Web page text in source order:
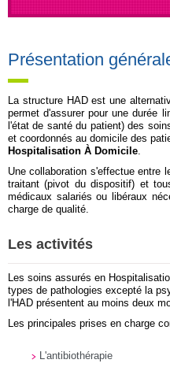
Présentation
La structure HAD est une
permet d'assurer pour une durée
l'état de santé du patient) des
et coordonnés au domicile des
Hospitalisation À Domicile
Une collaboration s'effectue entre
traitant (pivot du dispositif) et
médicaux salariés ou libéraux
charge de qualité.
Les activités
Les soins assurés en
types de pathologies excepté la
l'HAD présentent au moins deux
Les principales prises en charge
L'antibiothérapie